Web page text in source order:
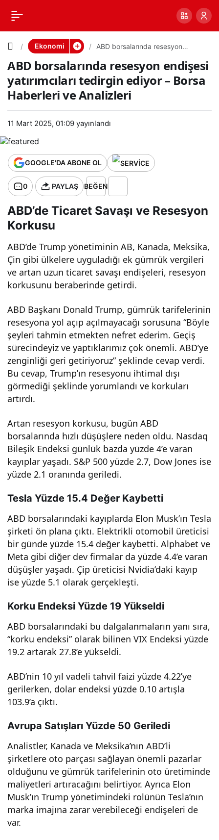
Ekonomi
ABD borsalarında resesyon
ediyor – Borsa Haberleri ve
Analizleri
ABD borsalarında resesyon endişesi
yatırımcıları tedirgin ediyor – Borsa
Haberleri ve Analizleri
11 Mart 2025, 01:09 yayınlandı
GOOGLE'DA ABONE OL
0 PAYLAŞ BEĞEN
ABD’de Ticaret Savaşı ve Resesyon
Korkusu
ABD’de Trump yönetiminin AB, Kanada, Meksika,
Çin gibi ülkelere uyguladığı ek gümrük vergileri
ve artan uzun ticaret savaşı endişeleri, resesyon
korkusunu beraberinde getirdi.
ABD Başkanı Donald Trump, gümrük tarifelerinin
resesyona yol açıp açılmayacağı sorusuna “Böyle
şeyleri tahmin etmekten nefret ederim. Geçiş
sürecindeyiz ve yaptıklarımız çok önemli. ABD’ye
zenginliği geri getiriyoruz” şeklinde cevap verdi.
Bu cevap, Trump’ın resesyonu ihtimal dışı
görmediği şeklinde yorumlandı ve korkuları
artırdı.
Artan resesyon korkusu, bugün ABD
borsalarında hızlı düşüşlere neden oldu. Nasdaq
Bileşik Endeksi günlük bazda yüzde 4’e varan
kayıplar yaşadı. S&P 500 yüzde 2.7, Dow Jones ise
yüzde 2.1 oranında geriledi.
Tesla Yüzde 15.4 Değer Kaybetti
ABD borsalarındaki kayıplarda Elon Musk’ın Tesla
şirketi ön plana çıktı. Elektrikli otomobil üreticisi
bir günde yüzde 15.4 değer kaybetti. Alphabet ve
Meta gibi diğer dev firmalar da yüzde 4.4’e varan
düşüşler yaşadı. Çip üreticisi Nvidia’daki kayıp
ise yüzde 5.1 olarak gerçekleşti.
Korku Endeksi Yüzde 19 Yükseldi
ABD borsalarındaki bu dalgalanmaların yanı sıra,
“korku endeksi” olarak bilinen VIX Endeksi yüzde
19.2 artarak 27.8’e yükseldi.
ABD’nin 10 yıl vadeli tahvil faizi yüzde 4.22’ye
gerilerken, dolar endeksi yüzde 0.10 artışla
103.9’a çıktı.
Avrupa Satışları Yüzde 50 Geriledi
Analistler, Kanada ve Meksika’nın ABD’li
şirketlere oto parçası sağlayan önemli pazarlar
olduğunu ve gümrük tarifelerinin oto üretiminde
maliyetleri artıracağını belirtiyor. Ayrıca Elon
Musk’ın Trump yönetimindeki rolünün Tesla’nın
marka imajına zarar verebileceği endişeleri de
var.
ABD
borsaları
nda
resesyon
endişesi
arı
ediyor –
Borsa
Haberleri
ve
Analizleri
PAYLAŞ